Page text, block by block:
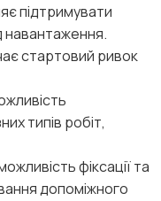
підтримувати
навантаження.
стартовий ривок
типів робіт,
фіксації та
допоміжного